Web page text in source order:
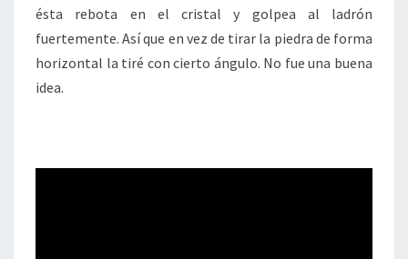
ésta rebota en el cristal y golpea al ladrón
fuertemente. Así que en vez de tirar la piedra de forma
horizontal la tiré con cierto ángulo. No fue una buena
idea.